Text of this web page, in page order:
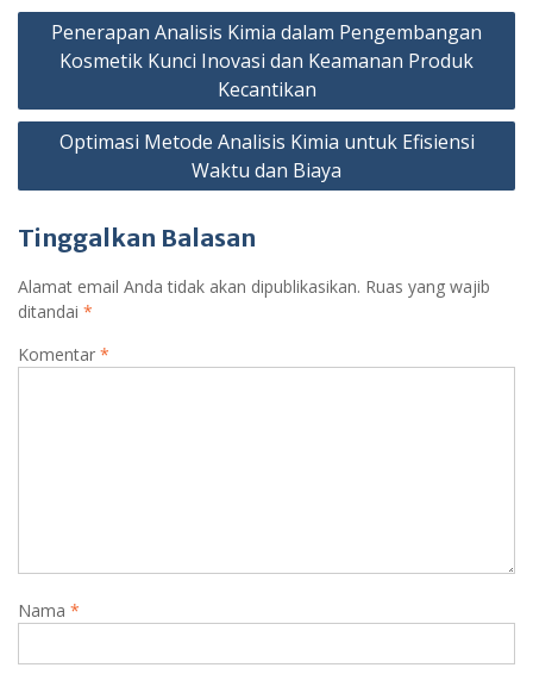
Navigasi
Penerapan Analisis Kimia dalam Pengembangan
Kosmetik Kunci Inovasi dan Keamanan Produk
Kecantikan
Optimasi Metode Analisis Kimia untuk Efisiensi
Waktu dan Biaya
Tinggalkan Balasan
Alamat email Anda tidak akan dipublikasikan. Ruas yang wajib
ditandai *
Komentar *
Nama *